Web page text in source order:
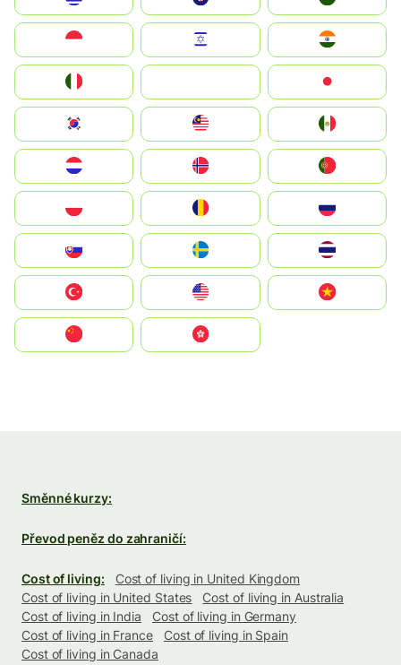
South Korea
United States
中國香港特別行政區
Směnné kurzy:
Převod peněz do zahraničí:
Cost of living:
Cost of living in United Kingdom
Cost of living in United States
Cost of living in Australia
Cost of living in India
Cost of living in Germany
Cost of living in France
Cost of living in Spain
Cost of living in Canada